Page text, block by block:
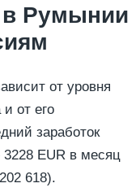
в Румынии
от уровня
от его
заработок
EUR в месяц
618).